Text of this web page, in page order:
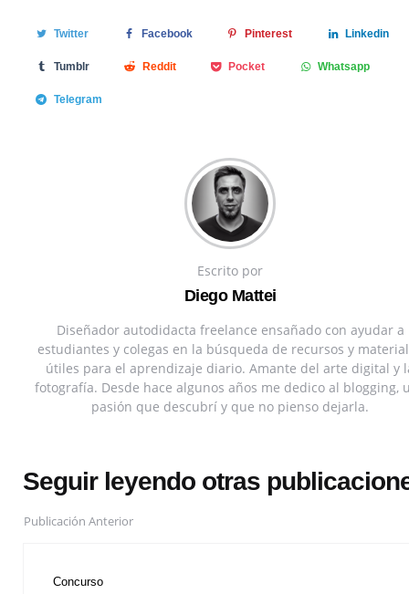
Twitter Facebook Pinterest Linkedin
Tumblr Reddit Pocket Whatsapp
Telegram
Escrito por
Diego Mattei
Diseñador autodidacta freelance ensañado con ayudar a
estudiantes y colegas en la búsqueda de recursos y
útiles para el aprendizaje diario. Amante del arte digital y
fotografía. Desde hace algunos años me dedico al blogging,
pasión que descubrí y que no pienso dejarla.
Seguir leyendo otras
Publicación Anterior
Concurso